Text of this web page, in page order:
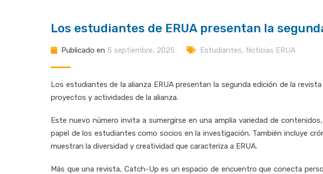
Los estudiantes de ERUA presentan la
Publicado en 5 septiembre, 2025 Estudiantes, Noticias ERUA
Los estudiantes de la alianza ERUA presentan la segunda edición de la
proyectos y actividades de la alianza.
Este nuevo número invita a sumergirse en una amplia variedad de
papel de los estudiantes como socios en la investigación. También incluye
muestran la diversidad y creatividad que caracteriza a ERUA.
Más que una revista, Catch-Up es un espacio de encuentro que conecta